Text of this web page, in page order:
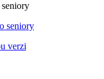
seniory
verzi